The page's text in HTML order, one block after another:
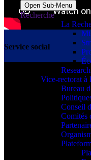
Open Sub-Menu
Recherche
La
Vice-rectorat à
Bureau
Conseil
Comités
Service social